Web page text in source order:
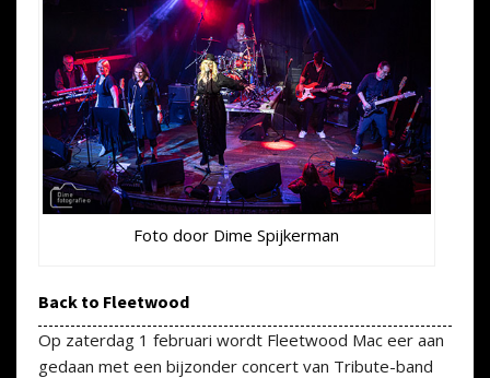
Foto door Dime Spijkerman
Back to Fleetwood
Op zaterdag 1 februari wordt Fleetwood Mac eer aan
gedaan met een bijzonder concert van Tribute-band